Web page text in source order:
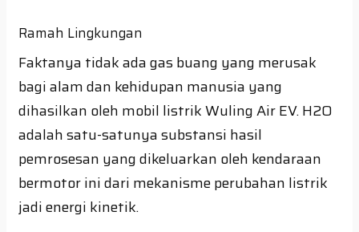
Ramah Lingkungan
Faktanya tidak ada gas buang yang merusak
bagi alam dan kehidupan manusia yang
dihasilkan oleh mobil listrik Wuling Air EV. H2O
adalah satu-satunya substansi hasil
pemrosesan yang dikeluarkan oleh kendaraan
bermotor ini dari mekanisme perubahan listrik
jadi energi kinetik.